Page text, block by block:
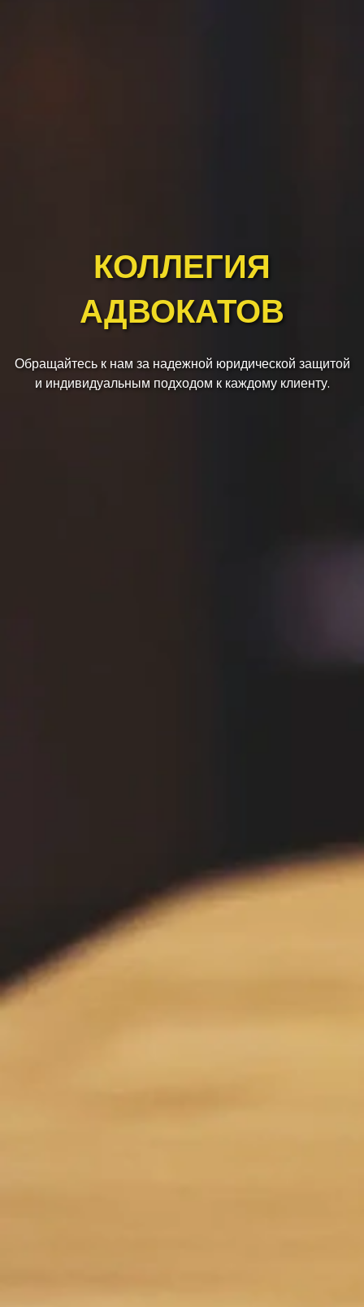
КОЛЛЕГИЯ
АДВОКАТОВ
Обращайтесь к нам за надежной юридической защитой
и индивидуальным подходом к каждому клиенту.